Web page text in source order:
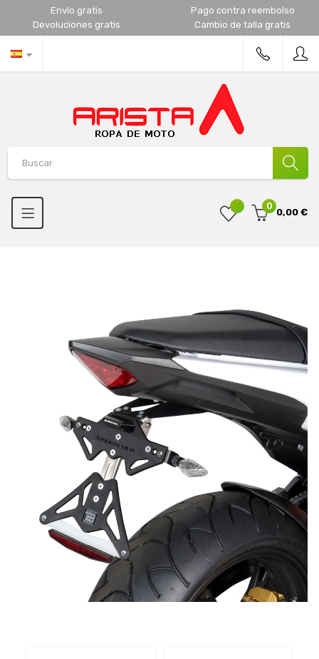
Envío gratis
Pago contra reembolso
Devoluciones gratis
Cambio de talla gratis
0
0,00 €